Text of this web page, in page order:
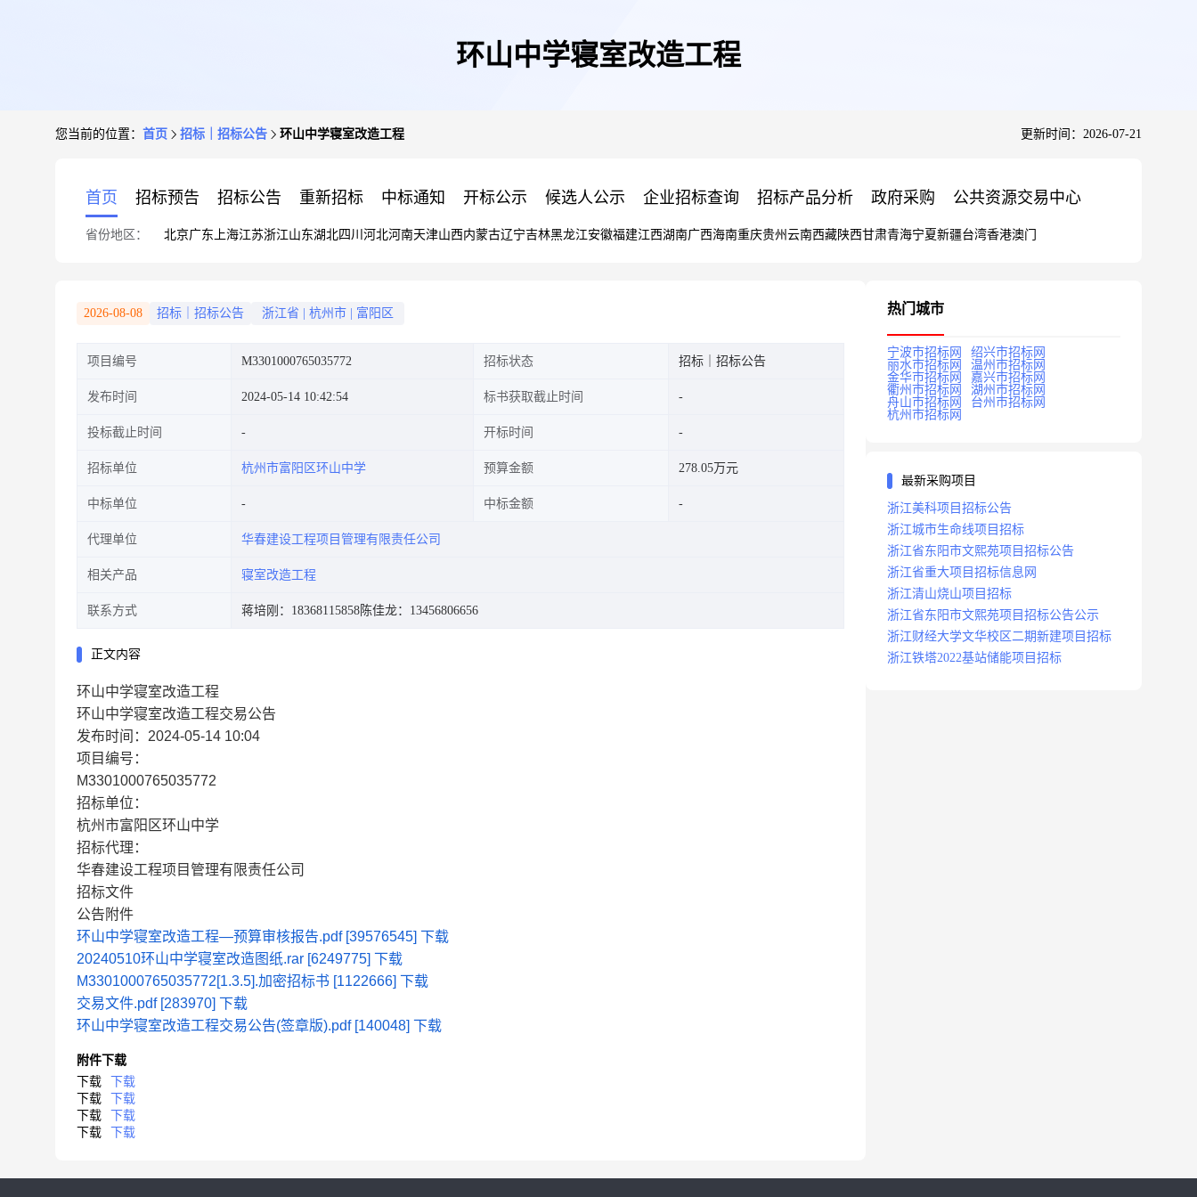
环山中学寝室改造工程
您当前的位置： 首页 招标｜招标公告 环山中学寝室改造工程 更新时间：2026-07-21
首页 招标预告 招标公告 重新招标 中标通知 开标公示 候选人公示 企业招标查询 招标产品分析 政府采购 公共资源交易中心
省份地区： 北京广东 上海江苏浙江山东湖北四川 河北河南天津山西内蒙古辽宁吉林黑龙江安徽福建江西湖南广西海南重庆贵州 云南西藏陕西甘肃青海宁夏新疆台湾香港澳门
2026-08-08 招标｜招标公告 浙江省 杭州市 富阳区
项目编号 M3301000765035772 招标状态 招标｜招标公告
发布时间 2024-05-14 10:42:54 标书获取截止时间
投标截止时间 开标时间
招标单位 杭州市富阳区环山中学 预算金额 278.05万元
中标单位 中标金额
代理单位 华春建设工程项目管理有限责任公司
相关产品 寝室改造工程
联系方式 蒋培刚：18368115858陈佳龙：13456806656
正文内容
环山中学寝室改造工程
环山中学寝室改造工程交易公告
发布时间：2024-05-14 10:04
项目编号：
M3301000765035772
招标单位：
杭州市富阳区环山中学
招标代理：
华春建设工程项目管理有限责任公司
招标文件
公告附件
环山中学寝室改造工程—预算审核报告.pdf [39576545] 下载
20240510环山中学寝室改造图纸.rar [6249775] 下载
M3301000765035772[1.3.5].加密招标书 [1122666] 下载
交易文件.pdf [283970] 下载
环山中学寝室改造工程交易公告(签章版).pdf [140048] 下载
附件下载
下载
下载
下载
下载
下载
下载
下载
下载
热门城市
宁波市招标网
绍兴市招标网
丽水市招标网
温州市招标网
金华市招标网
嘉兴市招标网
衢州市招标网
湖州市招标网
舟山市招标网
台州市招标网
杭州市招标网
最新采购项目
浙江美科项目招标公告
浙江城市生命线项目招标
浙江省东阳市文熙苑项目招标公告
浙江省重大项目招标信息网
浙江清山烧山项目招标
浙江省东阳市文熙苑项目招标公告公示
浙江财经大学文华校区二期新建项目招标
浙江铁塔2022基站储能项目招标